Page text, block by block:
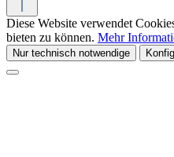
Diese Website verwendet
bieten zu können. Mehr
Nur technisch notwendige